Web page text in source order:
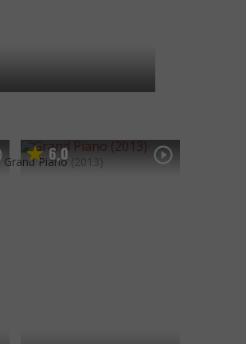
6,0
Grand Piano (2013)